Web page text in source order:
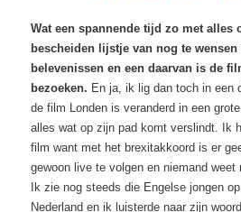
Wat een spannende tijd zo met alles
bescheiden lijstje van nog te
belevenissen en een daarvan is de
bezoeken. En ja, ik lig dan toch in een
de film Londen is veranderd in een
alles wat op zijn pad komt verslindt. Ik
film want met het brexitakkoord is er
gewoon live te volgen en niemand weet
Ik zie nog steeds die Engelse jongen
Nederland en ik luisterde naar zijn